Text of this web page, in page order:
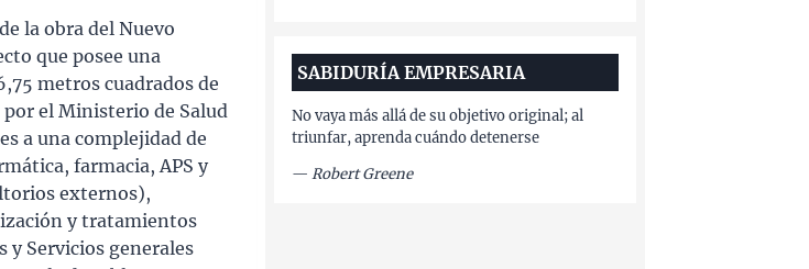
la obra del Nuevo
que posee una
metros cuadrados de
el Ministerio de Salud
a una complejidad de
farmacia, APS y
externos),
y tratamientos
Servicios generales
SABIDURÍA EMPRESARIA
No vaya más allá de su objetivo original; al
triunfar, aprenda cuándo detenerse
— Robert Greene